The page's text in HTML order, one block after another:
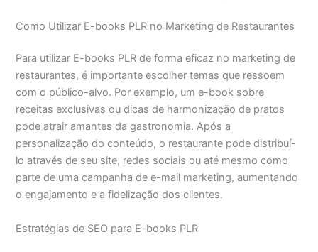
Como Utilizar E-books PLR no Marketing de Restaurantes
Para utilizar E-books PLR de forma eficaz no marketing de
restaurantes, é importante escolher temas que ressoem
com o público-alvo. Por exemplo, um e-book sobre
receitas exclusivas ou dicas de harmonização de pratos
pode atrair amantes da gastronomia. Após a
personalização do conteúdo, o restaurante pode distribuí-
lo através de seu site, redes sociais ou até mesmo como
parte de uma campanha de e-mail marketing, aumentando
o engajamento e a fidelização dos clientes.
Estratégias de SEO para E-books PLR